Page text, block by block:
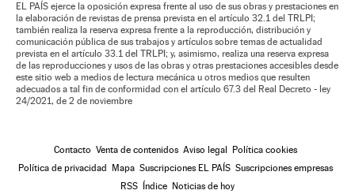
EL PAÍS ejerce la oposición expresa frente al uso de sus obras y prestaciones en
la elaboración de revistas de prensa prevista en el artículo 32.1 del TRLPI;
también realiza la reserva expresa frente a la reproducción, distribución y
comunicación pública de sus trabajos y artículos sobre temas de actualidad
prevista en el artículo 33.1 del TRLPI; y, asimismo, realiza una reserva expresa
de las reproducciones y usos de las obras y otras prestaciones accesibles desde
este sitio web a medios de lectura mecánica u otros medios que resulten
adecuados a tal fin de conformidad con el artículo 67.3 del Real Decreto - ley
24/2021, de 2 de noviembre
Contacto Venta de contenidos Aviso legal
Política cookies
Política de privacidad
Mapa Suscripciones EL PAÍS Suscripciones empresas
RSS
Índice Noticias de hoy